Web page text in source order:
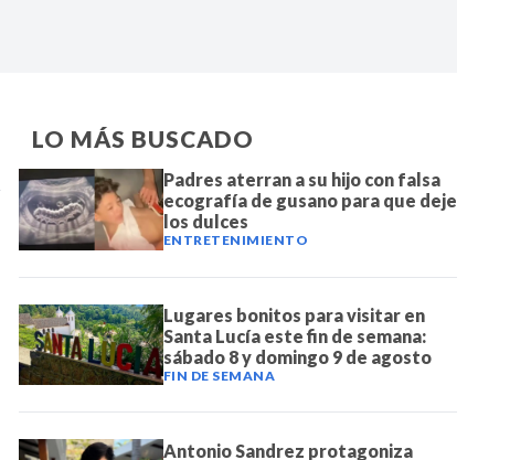
LO MÁS BUSCADO
Padres aterran a su hijo con falsa
ecografía de gusano para que deje
los dulces
ENTRETENIMIENTO
Lugares bonitos para visitar en
Santa Lucía este fin de semana:
sábado 8 y domingo 9 de agosto
FIN DE SEMANA
Antonio Sandrez protagoniza